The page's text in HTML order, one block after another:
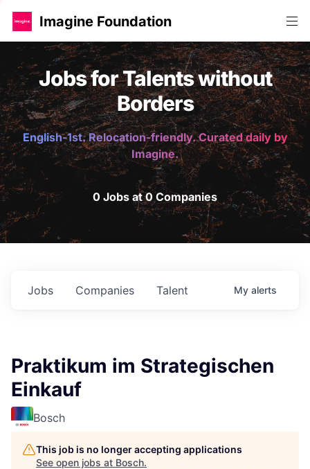
Imagine Foundation
Jobs for Talents without
Borders
English-1st. Relocation-friendly. Curated daily by
Imagine.
0 Jobs at 0 Companies
Jobs Companies Talent My alerts
Praktikum im Strategischen
Einkauf
Bosch
This job is no longer accepting applications
See open jobs at Bosch.